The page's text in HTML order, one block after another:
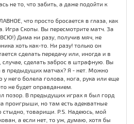
не то, что забить, а даже подойти к
что просто бросается в глаза, как
Игра Скопы. Вы пересмотрите матч. За
Дима ни разу, получив мяч, не
хоть как-то. Ни разу! только он
сделать передачу или, иногда и в
случае, сделать заброс в штрафную. Вы
в предыдущих матчах? Я - нет. Можно
у него болела голова, нога, рука или еще
не будет оправданием.
позор. В предыдущих играх я был горд
проигрыши, но там есть адекватные
стыдно, товарищи. P.S. Надеюсь, мой
а если нет, то уж, думаю, хотя бы